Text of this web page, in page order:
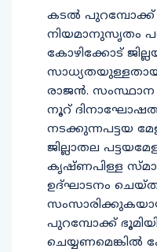
കടല്‍ പുറമ്പോക്ക്
നിയമാനുസൃതം
കോഴിക്കോട്
രാജന്‍. സംസ്ഥാന
നൂറ്
നടക്കുന്നപട്ടയ
ജില്ലാതല
കൃഷ്ണപിള്ള
ഉദ്ഘാടനം
പുറമ്പോക്ക്
ചെയ്യണമെങ്കില്‍